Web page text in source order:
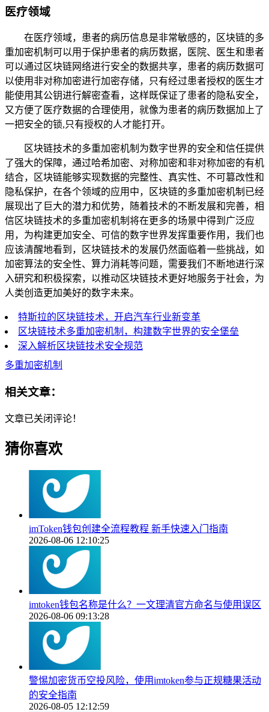
医疗领域
在医疗领域，患者的病历信息是非常敏感的，区块链的多
重加密机制可以用于保护患者的病历数据，医院、医生和患者
可以通过区块链网络进行安全的数据共享，患者的病历数据可
以使用非对称加密进行加密存储，只有经过患者授权的医生才
能使用其公钥进行解密查看，这样既保证了患者的隐私安全，
又方便了医疗数据的合理使用，就像为患者的病历数据加上了
一把安全的锁,只有授权的人才能打开。
区块链技术的多重加密机制为数字世界的安全和信任提供
了强大的保障，通过哈希加密、对称加密和非对称加密的有机
结合，区块链能够实现数据的完整性、真实性、不可篡改性和
隐私保护，在各个领域的应用中，区块链的多重加密机制已经
展现出了巨大的潜力和优势，随着技术的不断发展和完善，相
信区块链技术的多重加密机制将在更多的场景中得到广泛应
用，为构建更加安全、可信的数字世界发挥重要作用，我们也
应该清醒地看到，区块链技术的发展仍然面临着一些挑战，如
加密算法的安全性、算力消耗等问题，需要我们不断地进行深
入研究和积极探索，以推动区块链技术更好地服务于社会，为
人类创造更加美好的数字未来。
特斯拉的区块链技术，开启汽车行业新变革
区块链技术多重加密机制，构建数字世界的安全堡垒
深入解析区块链技术安全规范
多重加密机制
相关文章：
文章已关闭评论！
猜你喜欢
imToken钱包创建全流程教程 新手快速入门指南
2026-08-06 12:10:25
imtoken钱包名称是什么？一文理清官方命名与使用误区
2026-08-06 09:13:28
警惕加密货币空投风险，使用imtoken参与正规糖果活动
的安全指南
2026-08-05 12:12:59